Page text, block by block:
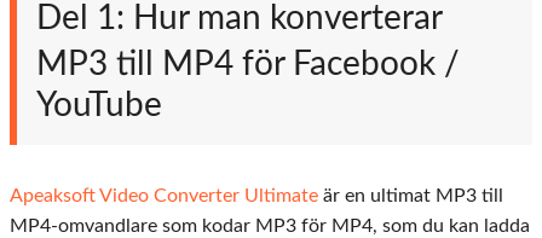
Del 1: Hur man konverterar
MP3 till MP4 för Facebook /
YouTube
Apeaksoft Video Converter Ultimate är en ultimat MP3 till
MP4-omvandlare som kodar MP3 för MP4, som du kan ladda